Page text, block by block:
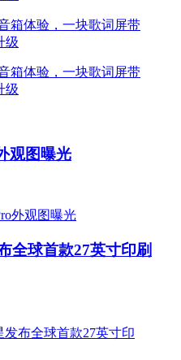
观图曝光
全球首款27英寸印刷